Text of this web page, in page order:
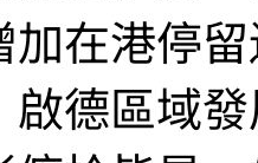
加在港停
德區域